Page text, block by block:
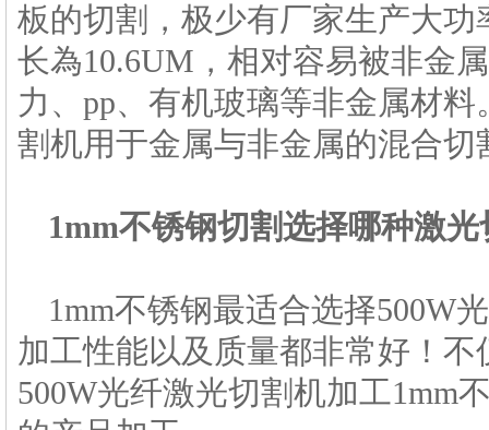
板的切割，极少有厂家生产大
长為10.6UM，相对容易被非金
力、pp、有机玻璃等非金属材
割机用于金属与非金属的混合
1mm不锈钢切割选择哪种激
1mm不锈钢最适合选择500W
加工性能以及质量都非常好！
500W光纤激光切割机加工1mm